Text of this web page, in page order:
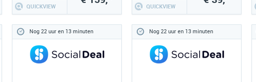
QUICKVIEW QUICKVIEW
Nog 22 uur en 13 minuten Nog 22 uur en 13 minuten